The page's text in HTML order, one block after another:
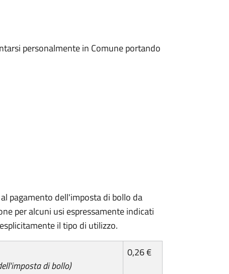
personalmente in Comune portando
pagamento dell'imposta di bollo da
per alcuni usi espressamente indicati
il tipo di utilizzo.
di bollo)
0,26 €